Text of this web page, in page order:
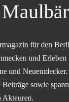
für den
und
und
Beiträge sowie
Akteuren.